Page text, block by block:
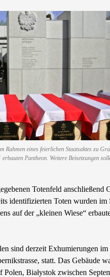
Rahmen eines feierlichen Staatsaktes zu
Pantheon. Weitere Beisetzungen
Totenfeld
identifizierten Toten wurden im
auf der „kleinen Wiese“
sind derzeit Exhumierungen
statt. Das Gebäude
Białystok zwischen